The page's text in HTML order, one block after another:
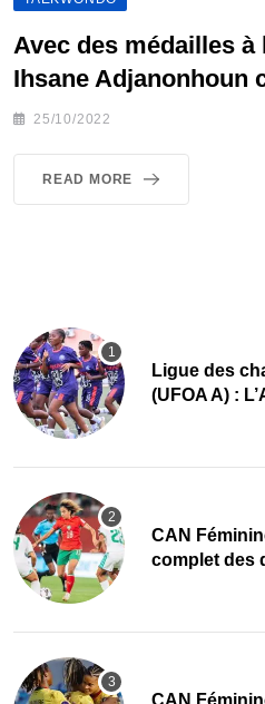
Avec des médailles
Ihsane Adjanonhoun
25/10/2022
READ MORE
Ligue des
(UFOA A) :
CAN
complet des
CAN